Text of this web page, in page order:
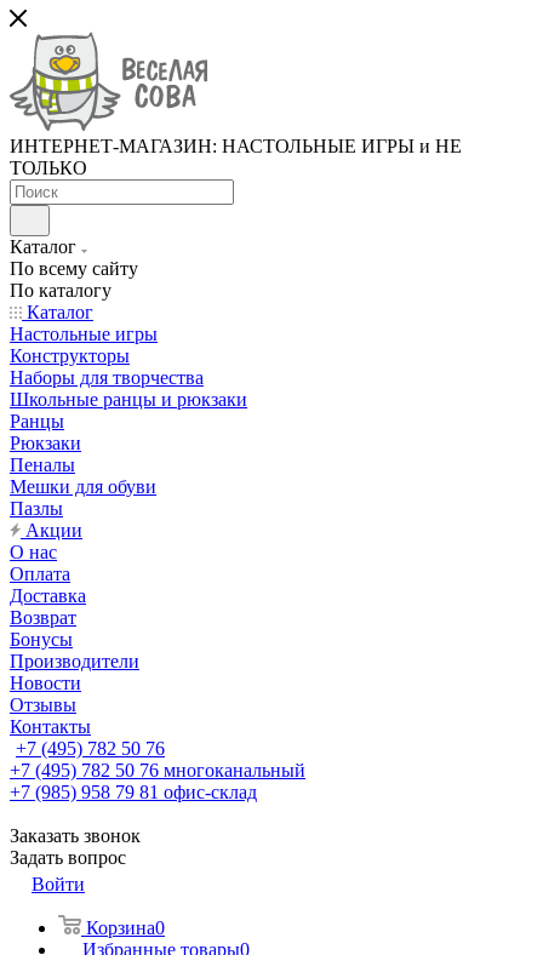
ИНТЕРНЕТ-МАГАЗИН: НАСТОЛЬНЫЕ ИГРЫ и НЕ
ТОЛЬКО
Каталог
По всему сайту
По каталогу
Каталог
Настольные игры
Конструкторы
Наборы для творчества
Школьные ранцы и рюкзаки
Ранцы
Рюкзаки
Пеналы
Мешки для обуви
Пазлы
Акции
О нас
Оплата
Доставка
Возврат
Бонусы
Производители
Новости
Отзывы
Контакты
+7 (495) 782 50 76
+7 (495) 782 50 76 многоканальный
+7 (985) 958 79 81 офис-склад
Заказать звонок
Задать вопрос
Войти
Корзина0
Избранные товары0